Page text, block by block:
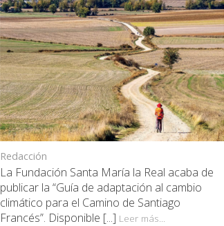
Redacción
La Fundación Santa María la Real acaba de
publicar la “Guía de adaptación al cambio
climático para el Camino de Santiago
Francés”. Disponible [...] Leer más...